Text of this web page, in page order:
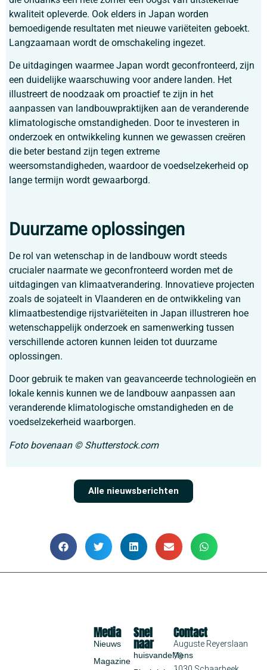
kwaliteit opleverde. Ook elders in Japan worden
bemoedigende resultaten met nieuwe variëteiten geboekt.
Langzaamaan wordt de omschakeling ingezet.
De uitdagingen waarmee Japan wordt geconfronteerd, zijn
een duidelijke waarschuwing voor andere landen. Het
illustreert de noodzaak om proactief te zijn in het
aanpassen van landbouwpraktijken aan de veranderende
klimatologische omstandigheden. Door te investeren in
onderzoek en ontwikkeling kunnen we gewassen creëren
die beter bestand zijn tegen extreme
weersomstandigheden, waardoor de voedselzekerheid op
lange termijn wordt gewaarborgd.
Duurzame oplossingen
De rol van wetenschap in de landbouw wordt steeds
crucialer naarmate we geconfronteerd worden met de
uitdagingen van klimaatverandering. Innovatieve projecten
zoals de sojateelt in Vlaanderen en de ontwikkeling van
klimaatbestendige rijstvariëteiten in Japan illustreren hoe
wetenschappelijk onderzoek en samenwerking tussen
verschillende actoren kunnen leiden tot duurzame
oplossingen.
Door gebruik te maken van geavanceerde technologieën en
lokale kennis kunnen we de landbouw aanpassen aan
veranderende klimatologische omstandigheden en de
voedselzekerheid waarborgen.
Foto bovenaan © Shutterstock.com
Alle nieuwsberichten
Snel
naar
huisvandeMens
Media
Nieuws
Magazine
Contact
Auguste Reyerslaan
70